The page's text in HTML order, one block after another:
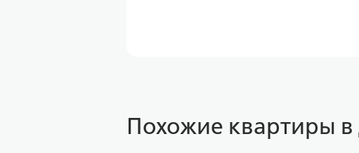
Похожие квартиры в